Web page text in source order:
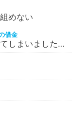
めない
借金
しまいました…